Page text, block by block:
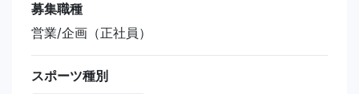
募集職種
営業/企画（正社員）
スポーツ種別